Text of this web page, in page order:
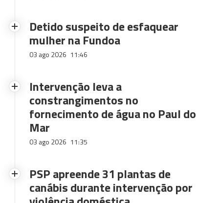
Detido suspeito de esfaquear
mulher na Fundoa
03 ago 2026 11:46
Intervenção leva a
constrangimentos no
fornecimento de água no Paul do
Mar
03 ago 2026 11:35
PSP apreende 31 plantas de
canábis durante intervenção por